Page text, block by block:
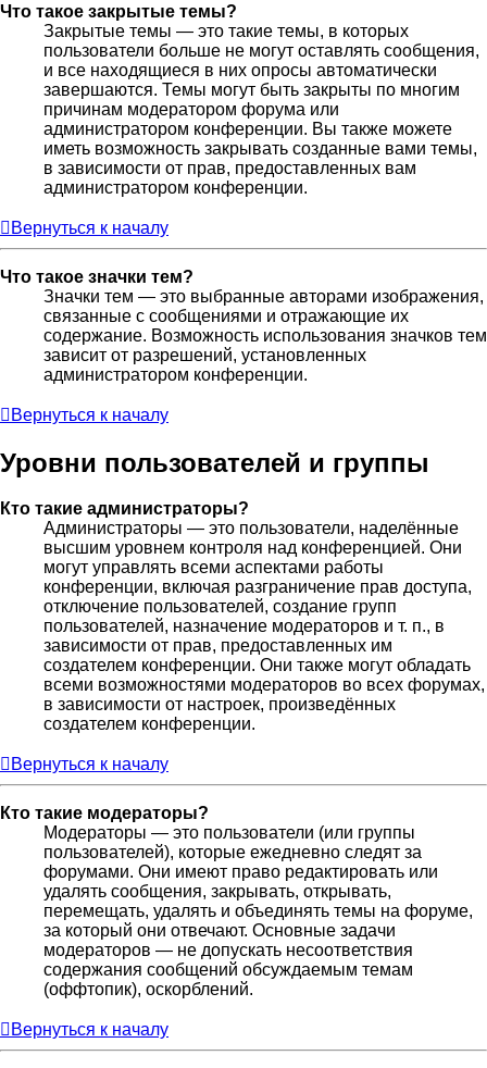
Что такое закрытые темы?
Закрытые темы — это такие темы, в которых
пользователи больше не могут оставлять сообщения,
и все находящиеся в них опросы автоматически
завершаются. Темы могут быть закрыты по многим
причинам модератором форума или
администратором конференции. Вы также можете
иметь возможность закрывать созданные вами темы,
в зависимости от прав, предоставленных вам
администратором конференции.
Вернуться к началу
Что такое значки тем?
Значки тем — это выбранные авторами изображения,
связанные с сообщениями и отражающие их
содержание. Возможность использования значков тем
зависит от разрешений, установленных
администратором конференции.
Вернуться к началу
Уровни пользователей и группы
Кто такие администраторы?
Администраторы — это пользователи, наделённые
высшим уровнем контроля над конференцией. Они
могут управлять всеми аспектами работы
конференции, включая разграничение прав доступа,
отключение пользователей, создание групп
пользователей, назначение модераторов и т. п., в
зависимости от прав, предоставленных им
создателем конференции. Они также могут обладать
всеми возможностями модераторов во всех форумах,
в зависимости от настроек, произведённых
создателем конференции.
Вернуться к началу
Кто такие модераторы?
Модераторы — это пользователи (или группы
пользователей), которые ежедневно следят за
форумами. Они имеют право редактировать или
удалять сообщения, закрывать, открывать,
перемещать, удалять и объединять темы на форуме,
за который они отвечают. Основные задачи
модераторов — не допускать несоответствия
содержания сообщений обсуждаемым темам
(оффтопик), оскорблений.
Вернуться к началу